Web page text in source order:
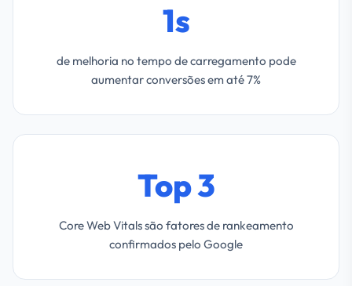
1s
de melhoria no tempo de carregamento pode
aumentar conversões em até 7%
Top 3
Core Web Vitals são fatores de rankeamento
confirmados pelo Google